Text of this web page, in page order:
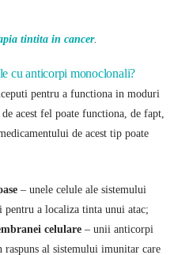
tintita in cancer.
cu anticorpi monoclonali?
pentru a functiona in moduri
acest fel poate functiona, de fapt,
de acest tip poate
– unele celule ale sistemului
a localiza tinta unui atac;
celulare– unii anticorpi
raspuns al sistemului imunitar care